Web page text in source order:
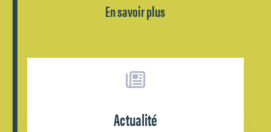
En savoir plus

Actualité